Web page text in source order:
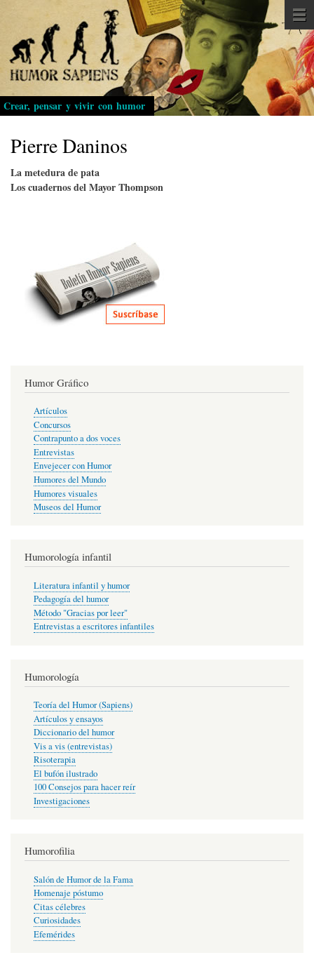
Pasar
al
contenido
principal
Crear, pensar y vivir con humor
Pierre Daninos
La metedura de pata
Los cuadernos del Mayor Thompson
Humor Gráfico
Artículos
Concursos
Contrapunto a dos voces
Entrevistas
Envejecer con Humor
Humores del Mundo
Humores visuales
Museos del Humor
Humorología infantil
Literatura infantil y humor
Pedagogía del humor
Método "Gracias por leer"
Entrevistas a escritores infantiles
Humorología
Teoría del Humor (Sapiens)
Artículos y ensayos
Diccionario del humor
Vis a vis (entrevistas)
Risoterapia
El bufón ilustrado
100 Consejos para hacer reír
Investigaciones
Humorofilia
Salón de Humor de la Fama
Homenaje póstumo
Citas célebres
Curiosidades
Efemérides